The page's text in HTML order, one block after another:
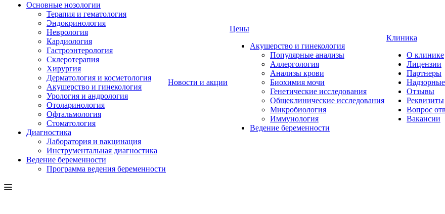
Основные нозологии
Терапия и гематология
Эндокринология
Неврология
Кардиология
Гастроэнтерология
Склеротерапия
Хирургия
Дерматология и косметология
Акушерство и гинекология
Урология и андрология
Отоларинология
Офтальмология
Стоматология
Диагностика
Лаборатория и вакцинация
Инструментальная диагностика
Ведение беременности
Программа ведения беременности
Новости и акции
Цены
Акушерство и гинекология
Популярные анализы
Аллергология
Анализы крови
Биохимия мочи
Генетические исследования
Общеклинические исследования
Микробиология
Иммунология
Ведение беременности
Клиника
О клинике
Лицензии
Партнеры
Отзывы
Реквизиты
Вопрос
Вакансии